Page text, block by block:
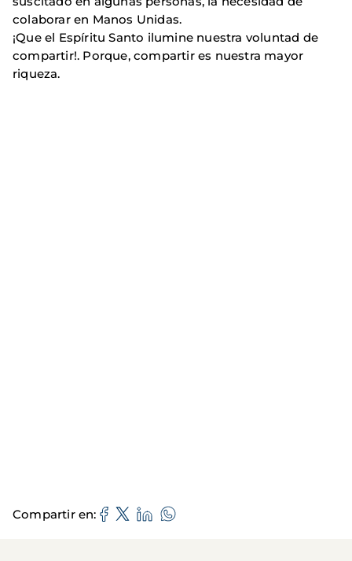
colaborar en Manos Unidas.
¡Que el Espíritu Santo ilumine nuestra voluntad de
compartir!. Porque, compartir es nuestra mayor
riqueza.
Compartir en